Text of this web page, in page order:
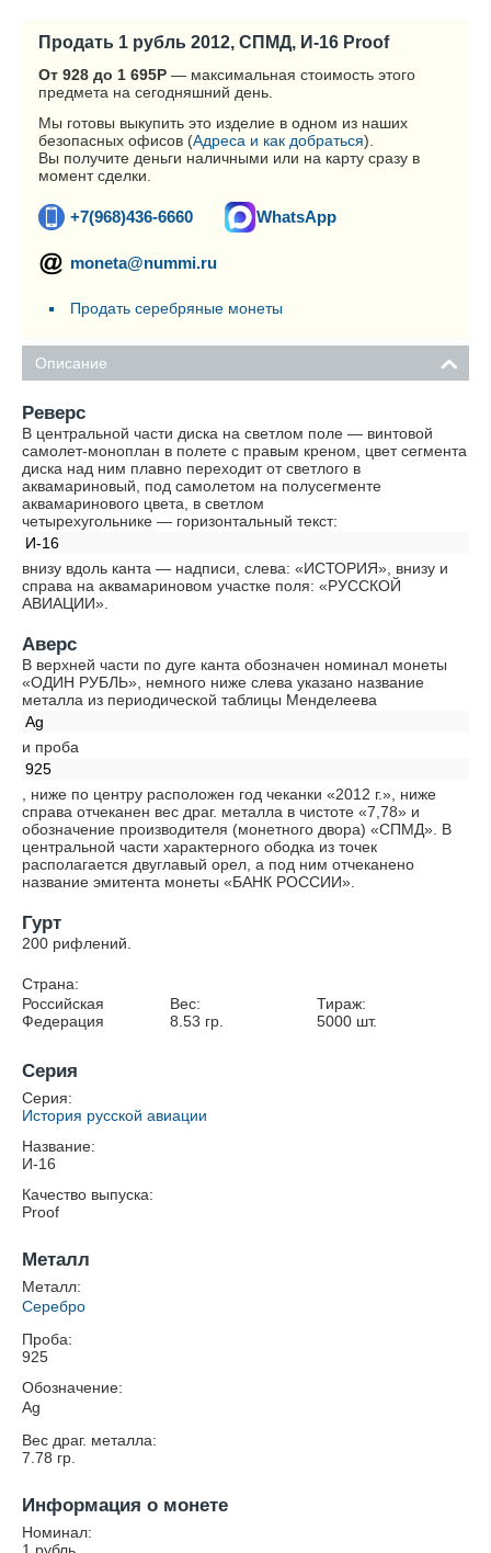
Продать 1 рубль 2012, СПМД, И-16 Proof
От 928 до 1 695Р — максимальная стоимость этого
предмета на сегодняшний день.
Мы готовы выкупить это изделие в одном из наших
безопасных офисов (Адреса и как добраться).
Вы получите деньги наличными или на карту сразу в
момент сделки.
+7(968)436-6660 WhatsApp
moneta@nummi.ru
Продать серебряные монеты
Описание
Реверс
В центральной части диска на светлом поле — винтовой
самолет-моноплан в полете с правым креном, цвет сегмента
диска над ним плавно переходит от светлого в
аквамариновый, под самолетом на полусегменте
аквамаринового цвета, в светлом
четырехугольнике — горизонтальный текст:
И-16
внизу вдоль канта — надписи, слева: «ИСТОРИЯ», внизу и
справа на аквамариновом участке поля: «РУССКОЙ
АВИАЦИИ».
Аверс
В верхней части по дуге канта обозначен номинал монеты
«ОДИН РУБЛЬ», немного ниже слева указано название
металла из периодической таблицы Менделеева
Ag
и проба
925
, ниже по центру расположен год чеканки «2012 г.», ниже
справа отчеканен вес драг. металла в чистоте «7,78» и
обозначение производителя (монетного двора) «СПМД». В
центральной части характерного ободка из точек
располагается двуглавый орел, а под ним отчеканено
название эмитента монеты «БАНК РОССИИ».
Гурт
200 рифлений.
Страна:
Российская
Федерация
Вес:
8.53 гр.
Тираж:
5000 шт.
Серия
Серия:
История русской авиации
Название:
И-16
Качество выпуска:
Proof
Металл
Металл:
Серебро
Проба:
925
Обозначение:
Ag
Вес драг. металла:
7.78 гр.
Информация о монете
Номинал: